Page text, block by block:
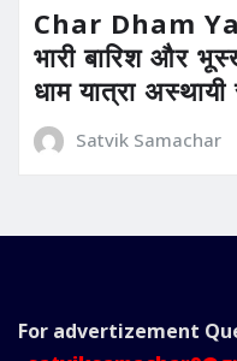
Char Dham
भारी बारिश और
धाम यात्रा
Satvik Samachar
For advertizement